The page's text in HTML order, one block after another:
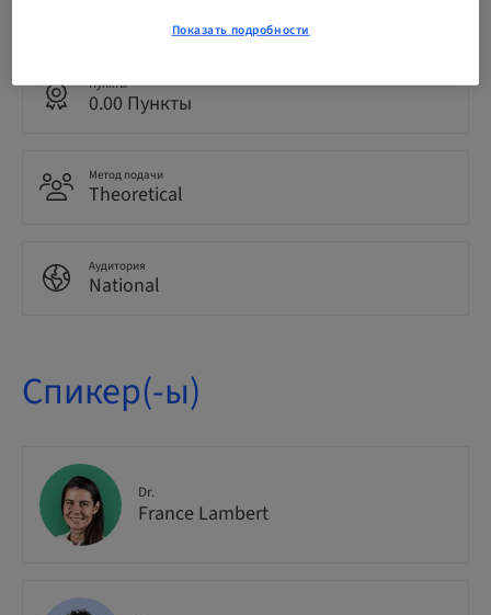
Пункты
0.00 Пункты
Метод подачи
Theoretical
Аудитория
National
Спикер(-ы)
Dr.
France Lambert
Показать подробности